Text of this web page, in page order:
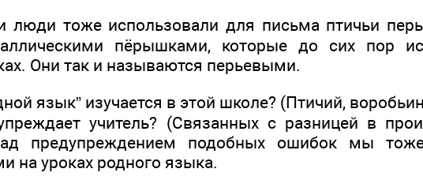
люди тоже использовали для письма птичьи
пёрышками, которые до сих пор
Они так и называются перьевыми.
язык” изучается в этой школе? (Птичий,
учитель? (Связанных с разницей в
предупреждением подобных ошибок мы
на уроках родного языка.